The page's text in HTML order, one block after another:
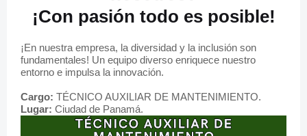
¡Con pasión todo es posible!
¡En nuestra empresa, la diversidad y la inclusión son
fundamentales! Un equipo diverso enriquece nuestro
entorno e impulsa la innovación.
Cargo: TÉCNICO AUXILIAR DE MANTENIMIENTO.
Lugar: Ciudad de Panamá.